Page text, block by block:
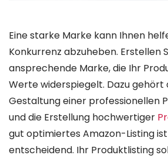
Eine starke Marke kann Ihnen
Konkurrenz abzuheben. Erstellen
ansprechende Marke, die Ihr
Werte widerspiegelt. Dazu gehört
Gestaltung einer professionellen
und die Erstellung hochwertiger
gut optimiertes Amazon-Listing
entscheidend. Ihr Produktlisting